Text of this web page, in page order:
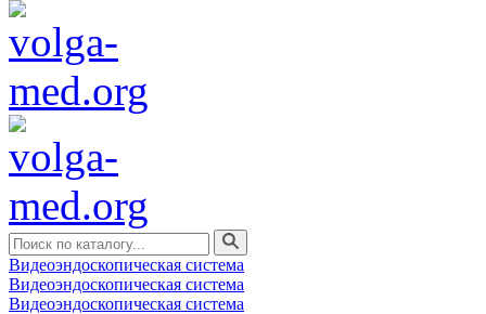
Видеоэндоскопическая система
Видеоэндоскопическая система
Видеоэндоскопическая система